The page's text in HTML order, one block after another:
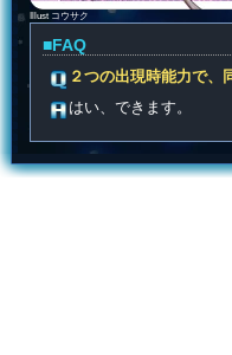
Illust コウサク
■FAQ
２つの出現時能力で、
はい、できます。